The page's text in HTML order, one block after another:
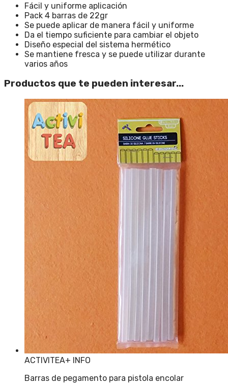
Fácil y uniforme aplicación
Pack 4 barras de 22gr
Se puede aplicar de manera fácil y uniforme
Da el tiempo suficiente para cambiar el objeto
Diseño especial del sistema hermético
Se mantiene fresca y se puede utilizar durante
varios años
Productos que te pueden interesar...
ACTIVITEA+ INFO
Barras de pegamento para pistola encolar